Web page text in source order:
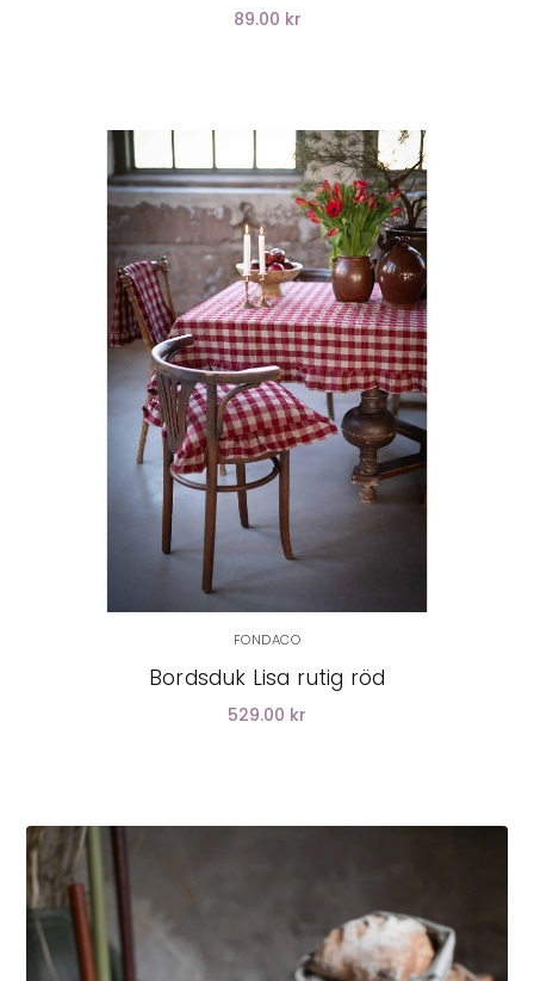
89.00 kr
LÄGG I VARUKORG
FONDACO
Bordsduk Lisa rutig röd
529.00 kr